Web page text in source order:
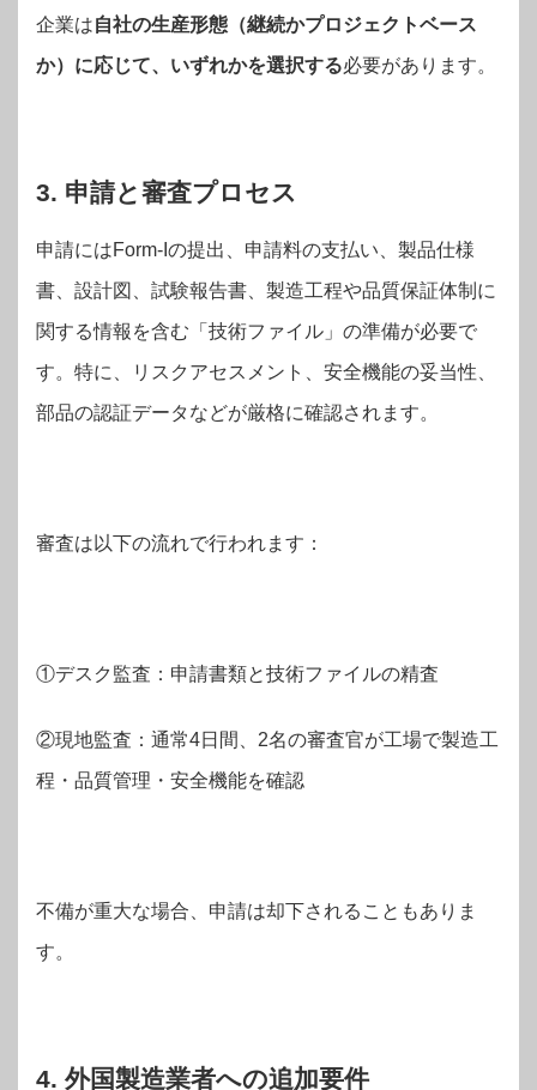
企業は自社の生産形態（継続かプロジェクトベース
か）に応じて、いずれかを選択する必要があります。
3. 申請と審査プロセス
申請にはForm-Iの提出、申請料の支払い、製品仕様
書、設計図、試験報告書、製造工程や品質保証体制に
関する情報を含む「技術ファイル」の準備が必要で
す。特に、リスクアセスメント、安全機能の妥当性、
部品の認証データなどが厳格に確認されます。
審査は以下の流れで行われます：
①デスク監査：申請書類と技術ファイルの精査
②現地監査：通常4日間、2名の審査官が工場で製造工
程・品質管理・安全機能を確認
不備が重大な場合、申請は却下されることもありま
す。
4. 外国製造業者への追加要件